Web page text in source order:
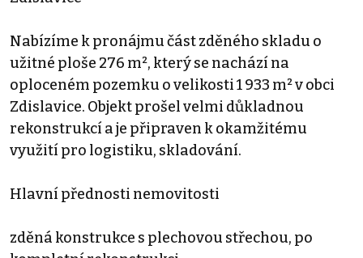
Nabízíme k pronájmu část zděného skladu o
užitné ploše 276 m², který se nachází na
oploceném pozemku o velikosti 1 933 m² v obci
Zdislavice. Objekt prošel velmi důkladnou
rekonstrukcí a je připraven k okamžitému
využití pro logistiku, skladování.
Hlavní přednosti nemovitosti
zděná konstrukce s plechovou střechou, po